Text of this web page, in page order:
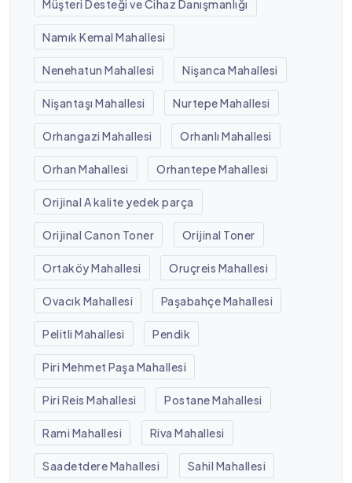
Müşteri Desteği ve Cihaz Danışmanlığı
Namık Kemal Mahallesi
Nenehatun Mahallesi Nişanca Mahallesi
Nişantaşı Mahallesi Nurtepe Mahallesi
Orhangazi Mahallesi Orhanlı Mahallesi
Orhan Mahallesi Orhantepe Mahallesi
Orijinal A kalite yedek parça
Orijinal Canon Toner Orijinal Toner
Ortaköy Mahallesi Oruçreis Mahallesi
Ovacık Mahallesi Paşabahçe Mahallesi
Pelitli Mahallesi Pendik
Piri Mehmet Paşa Mahallesi
Piri Reis Mahallesi Postane Mahallesi
Rami Mahallesi Riva Mahallesi
Saadetdere Mahallesi Sahil Mahallesi